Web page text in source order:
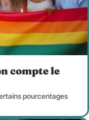
compte le
pourcentages